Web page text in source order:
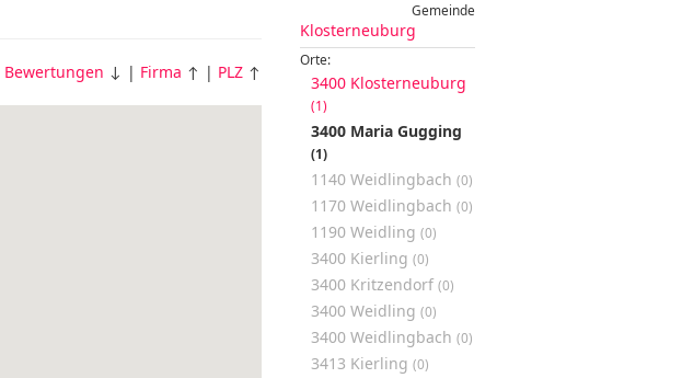
Bewertungen ↓ | Firma ↑ | PLZ ↑
Gemeinde
Klosterneuburg
Orte:
3400 Klosterneuburg
(1)
3400 Maria Gugging
(1)
1140 Weidlingbach (0)
1170 Weidlingbach (0)
1190 Weidling (0)
3400 Kierling (0)
3400 Kritzendorf (0)
3400 Weidling (0)
3400 Weidlingbach (0)
3413 Kierling (0)